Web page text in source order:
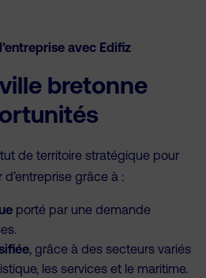
avec Edifiz
bretonne
de territoire stratégique pour
d’entreprise grâce à :
porté par une demande
, grâce à des secteurs variés
les services et le maritime.